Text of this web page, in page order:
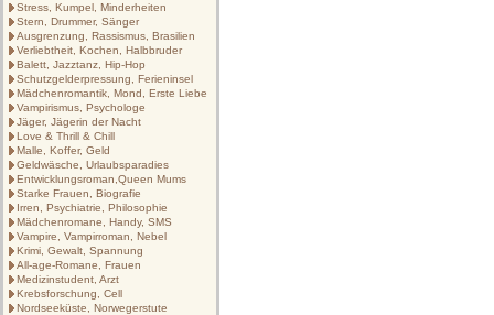
Stress, Kumpel, Minderheiten
Stern, Drummer, Sänger
Ausgrenzung, Rassismus, Brasilien
Verliebtheit, Kochen, Halbbruder
Balett, Jazztanz, Hip-Hop
Schutzgelderpressung, Ferieninsel
Mädchenromantik, Mond, Erste Liebe
Vampirismus, Psychologe
Jäger, Jägerin der Nacht
Love & Thrill & Chill
Malle, Koffer, Geld
Geldwäsche, Urlaubsparadies
Entwicklungsroman,Queen Mums
Starke Frauen, Biografie
Irren, Psychiatrie, Philosophie
Mädchenromane, Handy, SMS
Vampire, Vampirroman, Nebel
Krimi, Gewalt, Spannung
All-age-Romane, Frauen
Medizinstudent, Arzt
Krebsforschung, Cell
Nordseeküste, Norwegerstute